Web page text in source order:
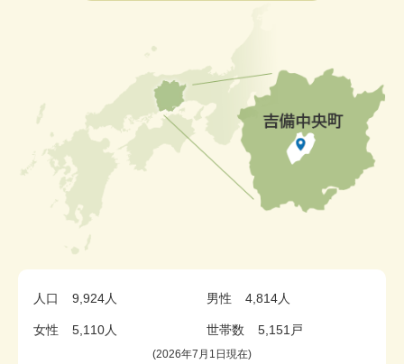
人口 9,924人 男性 4,814人
女性 5,110人 世帯数 5,151戸
2026年7月1日現在